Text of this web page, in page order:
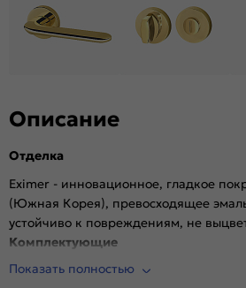
Поверхность:
Возможность покраски:
Степень влагостойкости:
Фрезеровка под замок:
Фрезеровка под петли:
Да
Износостойкость:
Пропускает свет:
Подходит под двухстворчатый проём:
Гарантия (лет):
Описание
Отделка
Eximer - инновационное, гладкое
(Южная Корея), превосходящее
устойчиво к повреждениям, не
Комплектующие
Врезана магнитная защелка AGB,
Показать полностью